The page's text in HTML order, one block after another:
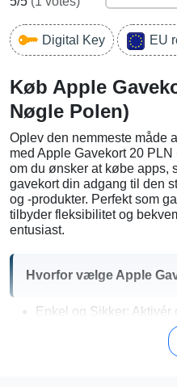
Digital Key EU
Køb Apple
Nøgle Polen)
Oplev den nemmeste måde
med Apple Gavekort 20
om du ønsker at købe apps,
gavekort din adgang til den
og -produkter. Perfekt som
tilbyder fleksibilitet og
entusiast.
Hvorfor vælge Apple
Enkel og Sikker: Aktivér
Apple-platforme som
Fantastisk for Alle: